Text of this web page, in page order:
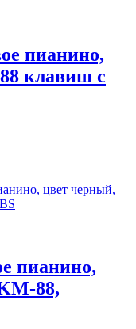
пианино,
клавиш с
пианино,
88,